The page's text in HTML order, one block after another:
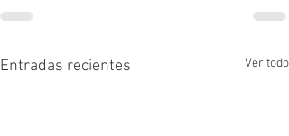
Entradas recientes Ver todo